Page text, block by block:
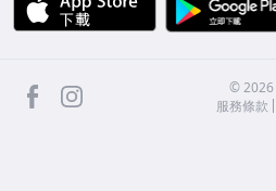
facebook ©2026
服務條款